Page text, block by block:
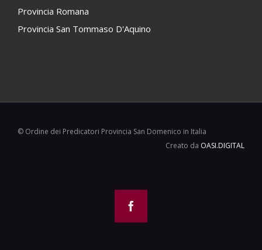
Provincia Romana
Provincia San Tommaso D'Aquino
© Ordine dei Predicatori Provincia San Domenico in Italia
Creato da OASI.DIGITAL